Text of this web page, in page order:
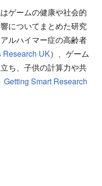
ゲームの健康や社会的
についてまとめた研究
ルハイマー症の高齢者
Research UK）、ゲーム
ち、子供の計算力や共
Getting Smart Research